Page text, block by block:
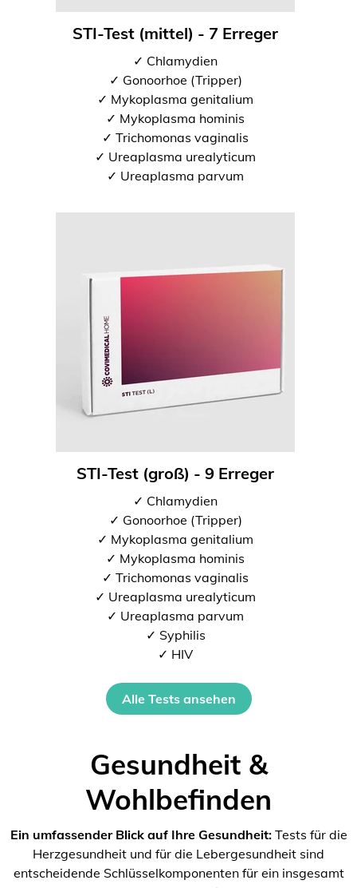
STI-Test (mittel) - 7 Erreger
✓ Chlamydien
✓ Gonoorhoe (Tripper)
✓ Mykoplasma genitalium
✓ Mykoplasma hominis
✓ Trichomonas vaginalis
✓ Ureaplasma urealyticum
✓ Ureaplasma parvum
STI-Test (groß) - 9 Erreger
✓ Chlamydien
✓ Gonoorhoe (Tripper)
✓ Mykoplasma genitalium
✓ Mykoplasma hominis
✓ Trichomonas vaginalis
✓ Ureaplasma urealyticum
✓ Ureaplasma parvum
✓ Syphilis
✓ HIV
Alle Tests ansehen
Gesundheit &
Wohlbefinden
Ein umfassender Blick auf Ihre Gesundheit:Tests für die
Herzgesundheit und für die Lebergesundheit sind
entscheidende Schlüsselkomponenten für ein insgesamt